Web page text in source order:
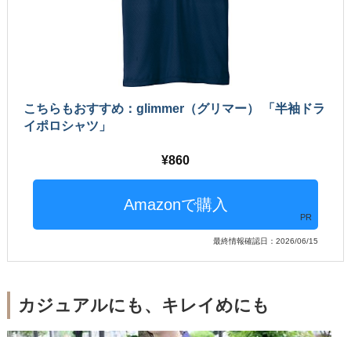
こちらもおすすめ：glimmer（グリマー） 「半袖ドラ
イポロシャツ」
860
PR
最終情報確認日：2026/06/15
カジュアルにも、キレイめにも